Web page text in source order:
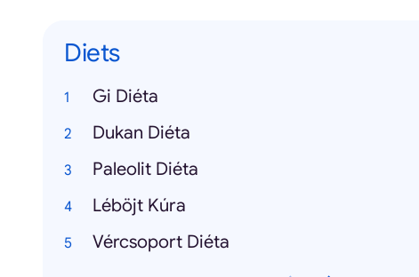
Diets
Gi Diéta
Dukan Diéta
Paleolit Diéta
Léböjt Kúra
Vércsoport Diéta